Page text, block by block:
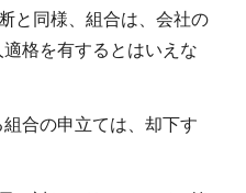
と同様、組合は、会社の
適格を有するとはいえな
合の申立ては、却下す